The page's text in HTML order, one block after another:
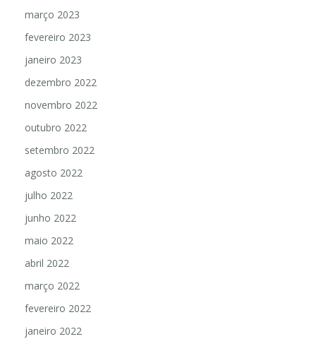
março 2023
fevereiro 2023
janeiro 2023
dezembro 2022
novembro 2022
outubro 2022
setembro 2022
agosto 2022
julho 2022
junho 2022
maio 2022
abril 2022
março 2022
fevereiro 2022
janeiro 2022